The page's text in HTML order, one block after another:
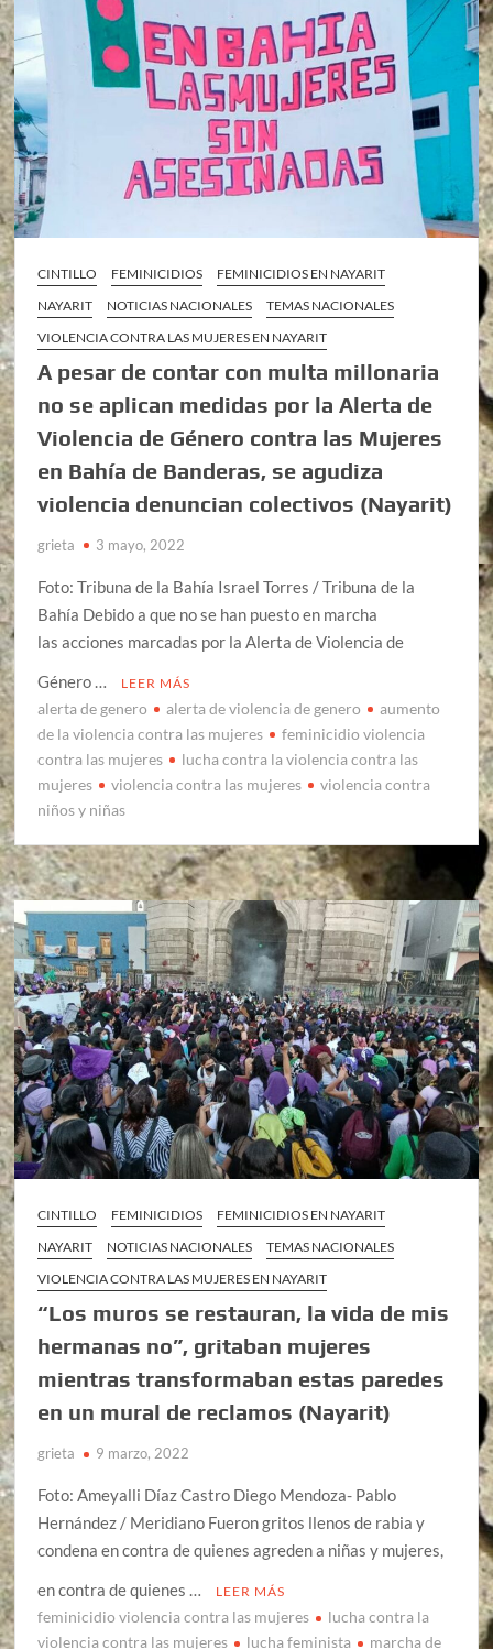
CINTILLO FEMINICIDIOS
FEMINICIDIOS EN NAYARIT
NAYARIT
NOTICIAS NACIONALES
TEMAS NACIONALES
VIOLENCIA CONTRA LAS MUJERES EN NAYARIT
A pesar de contar con multa millonaria
no se aplican medidas por la Alerta de
Violencia de Género contra las Mujeres
en Bahía de Banderas, se agudiza
violencia denuncian colectivos (Nayarit)
grieta 3 mayo, 2022
Foto: Tribuna de la Bahía Israel Torres / Tribuna de la
Bahía Debido a que no se han puesto en marcha
las acciones marcadas por la Alerta de Violencia de
Género …
LEER MÁS
alerta de genero alerta de violencia de genero
aumento
de la violencia contra las mujeres
feminicidio violencia
contra las mujeres
lucha contra la violencia contra las
mujeres
violencia contra las mujeres
violencia contra
niños y niñas
CINTILLO FEMINICIDIOS
FEMINICIDIOS EN NAYARIT
NAYARIT
NOTICIAS NACIONALES
TEMAS NACIONALES
VIOLENCIA CONTRA LAS MUJERES EN NAYARIT
“Los muros se restauran, la vida de mis
hermanas no”, gritaban mujeres
mientras transformaban estas paredes
en un mural de reclamos (Nayarit)
grieta 9 marzo, 2022
Foto: Ameyalli Díaz Castro Diego Mendoza- Pablo
Hernández / Meridiano Fueron gritos llenos de rabia y
condena en contra de quienes agreden a niñas y mujeres,
en contra de quienes …
LEER MÁS
feminicidio violencia contra las mujeres
lucha contra la
violencia contra las mujeres
lucha feminista
marcha de